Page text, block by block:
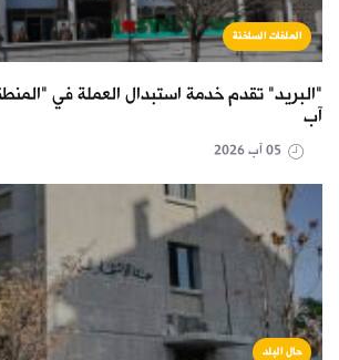
الملفات الساخنة
آب
حال البلد